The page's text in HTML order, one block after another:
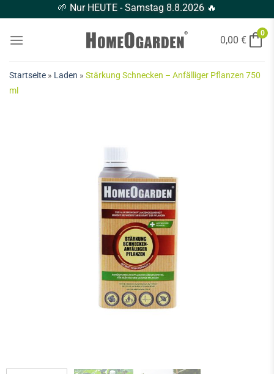
🌱 Nur HEUTE - Samstag 8.8.2026 🔥
0
0,00 €
Startseite » Laden » Stärkung Schnecken – Anfälliger Pflanzen 750
ml